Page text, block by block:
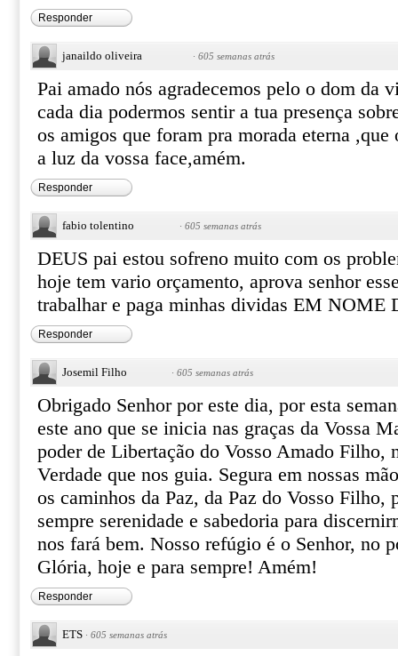
Responder
janaildo oliveira · 605 semanas atrás
Pai amado nós agradecemos pelo o dom da
cada dia podermos sentir a tua presença
os amigos que foram pra morada eterna ,que
a luz da vossa face,amém.
Responder
fabio tolentino · 605 semanas atrás
DEUS pai estou sofreno muito com os
hoje tem vario orçamento, aprova senhor
trabalhar e paga minhas dividas EM NOME
Responder
Josemil Filho · 605 semanas atrás
Obrigado Senhor por este dia, por esta
este ano que se inicia nas graças da Vossa
poder de Libertação do Vosso Amado Filho,
Verdade que nos guia. Segura em nossas
os caminhos da Paz, da Paz do Vosso Filho,
sempre serenidade e sabedoria para
nos fará bem. Nosso refúgio é o Senhor, no
Glória, hoje e para sempre! Amém!
Responder
ETS · 605 semanas atrás